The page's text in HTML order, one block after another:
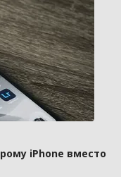
iPhone вместо